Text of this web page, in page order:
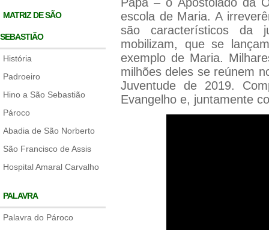
MATRIZ DE SÃO
SEBASTIÃO
História
Padroeiro
Hino a São Sebastião
Pároco
Abadia de São Norberto
São Francisco de Assis
Hospital Amaral Carvalho
PALAVRA
Palavra do Pároco
escola de Maria. A
são característicos da
mobilizam, que se
exemplo de Maria.
milhões deles se reúnem
Juventude de 2019.
Evangelho e, juntamente